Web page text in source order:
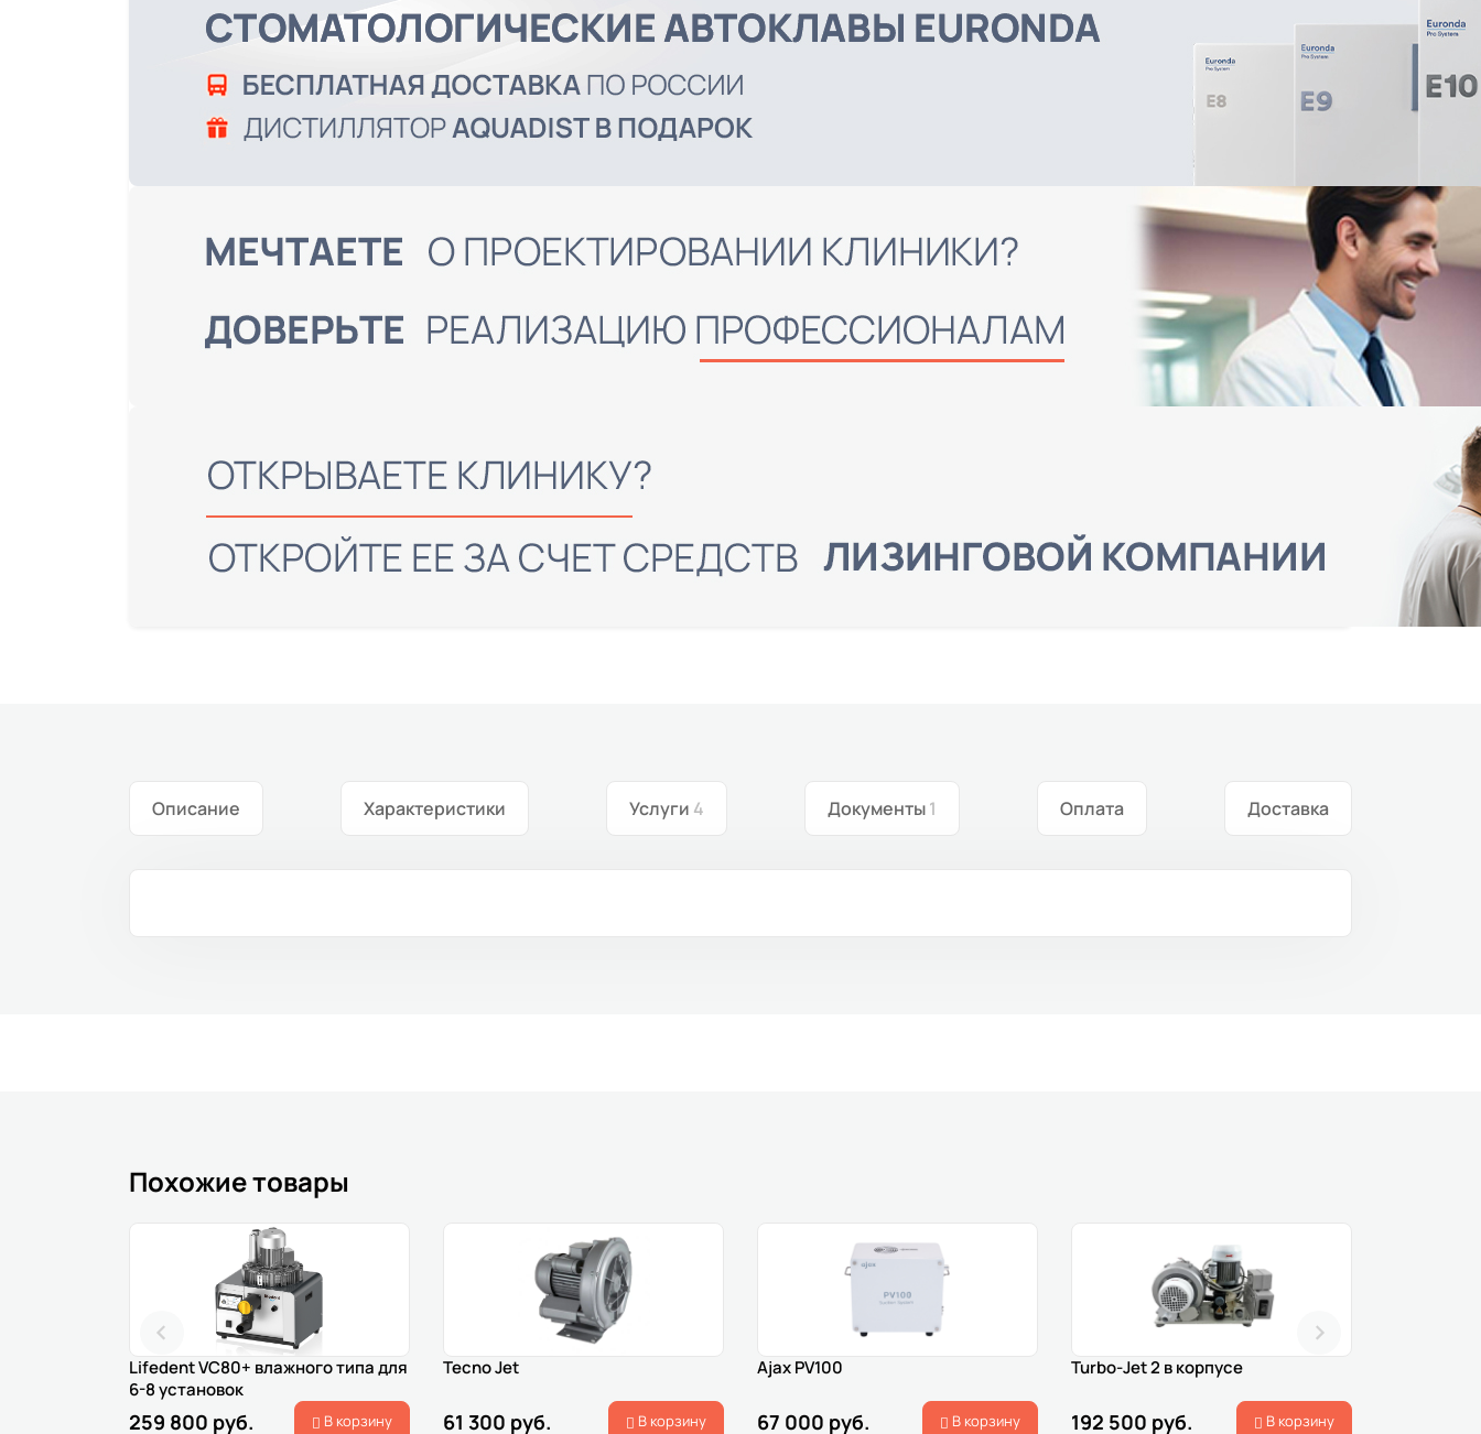
Описание Характеристики Услуги 4 Документы1 Оплата Доставка
Похожие товары
Lifedent VC80+ влажного типа для
6-8 установок
259 800 руб. В корзину
Tecno Jet
61 300 руб. В корзину
Ajax PV100
67 000 руб. В корзину
Turbo-Jet 2 в корпусе
192 500 руб. В корзину